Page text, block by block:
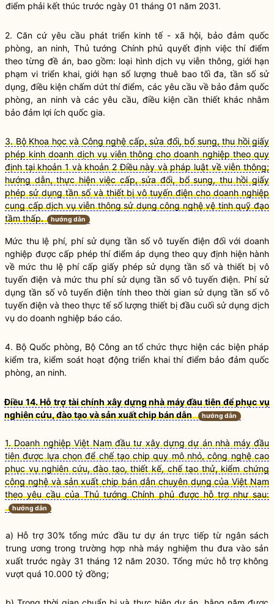
điểm phải kết thúc trước ngày 01 tháng 01 năm 2031.
2. Căn cứ yêu cầu phát triển kinh tế - xã hội, bảo đảm quốc
phòng, an ninh, Thủ tướng Chính phủ quyết định việc thí điểm
theo từng đề án, bao gồm: loại hình dịch vụ viễn thông, giới hạn
phạm vi triển khai, giới hạn số lượng thuê bao tối đa, tần số sử
dụng, điều kiện chấm dứt thí điểm, các yêu cầu về bảo đảm quốc
phòng, an ninh và các yêu cầu, điều kiện cần thiết khác nhằm
bảo đảm lợi ích quốc gia.
3. Bộ Khoa học và Công nghệ cấp, sửa đổi, bổ sung, thu hồi giấy
phép kinh doanh dịch vụ viễn thông cho doanh nghiệp theo quy
định tại khoản 1 và khoản 2 Điều này và pháp luật về viễn thông;
hướng dẫn, thực hiện việc cấp, sửa đổi, bổ sung, thu hồi giấy
phép sử dụng tần số và thiết bị vô tuyến điện cho doanh nghiệp
cung cấp dịch vụ viễn thông sử dụng công nghệ vệ tinh quỹ đạo
tầm thấp.
hướng dẫn
Mức thu lệ phí, phí sử dụng tần số vô tuyến điện đối với doanh
nghiệp được cấp phép thí điểm áp dụng theo quy định hiện hành
về mức thu lệ phí cấp giấy phép sử dụng tần số và thiết bị vô
tuyến điện và mức thu phí sử dụng tần số vô tuyến điện. Phí sử
dụng tần số vô tuyến điện tính theo thời gian sử dụng tần số vô
tuyến điện và theo thực tế số lượng thiết bị đầu cuối sử dụng dịch
vụ do doanh nghiệp báo cáo.
4. Bộ Quốc phòng, Bộ Công an tổ chức thực hiện các biện pháp
kiểm tra, kiểm soát hoạt động triển khai thí điểm bảo đảm quốc
phòng, an ninh.
Điều 14. Hỗ trợ tài chính xây dựng nhà máy đầu tiên để phục vụ
nghiên cứu, đào tạo và sản xuất chip bán dẫn
hướng dẫn
1. Doanh nghiệp Việt Nam đầu tư xây dựng dự án nhà máy đầu
tiên được lựa chọn để chế tạo chip quy mô nhỏ, công nghệ cao
phục vụ nghiên cứu, đào tạo, thiết kế, chế tạo thử, kiểm chứng
công nghệ và sản xuất chip bán dẫn chuyên dụng của Việt Nam
theo yêu cầu của Thủ tướng Chính phủ được hỗ trợ như sau:
hướng dẫn
a) Hỗ trợ 30% tổng mức đầu tư dự án trực tiếp từ ngân sách
trung ương trong trường hợp nhà máy nghiệm thu đưa vào sản
xuất trước ngày 31 tháng 12 năm 2030. Tổng mức hỗ trợ không
vượt quá 10.000 tỷ đồng;